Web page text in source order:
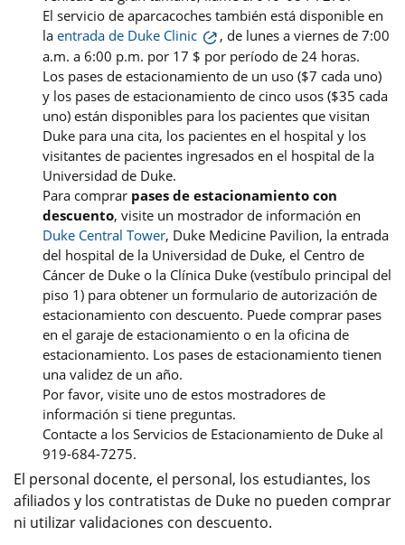
El servicio de aparcacoches también está disponible en
la entrada de Duke Clinic
, de lunes a viernes de 7:00
a.m. a 6:00 p.m. por 17 $ por período de 24 horas.
Los pases de estacionamiento de un uso ($7 cada uno)
y los pases de estacionamiento de cinco usos ($35 cada
uno) están disponibles para los pacientes que visitan
Duke para una cita, los pacientes en el hospital y los
visitantes de pacientes ingresados en el hospital de la
Universidad de Duke.
Para comprar pases de estacionamiento con
descuento, visite un mostrador de información en
Duke Central Tower, Duke Medicine Pavilion, la entrada
del hospital de la Universidad de Duke, el Centro de
Cáncer de Duke o la Clínica Duke (vestíbulo principal del
piso 1) para obtener un formulario de autorización de
estacionamiento con descuento. Puede comprar pases
en el garaje de estacionamiento o en la oficina de
estacionamiento. Los pases de estacionamiento tienen
una validez de un año.
Por favor, visite uno de estos mostradores de
información si tiene preguntas.
Contacte a los Servicios de Estacionamiento de Duke al
919-684-7275.
El personal docente, el personal, los estudiantes, los
afiliados y los contratistas de Duke no pueden comprar
ni utilizar validaciones con descuento.